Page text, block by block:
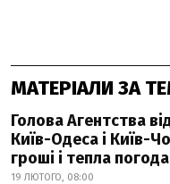
МАТЕРІАЛИ ЗА
Голова Агентства
Київ-Одеса і Київ-
гроші і тепла погода
19 ЛЮТОГО, 08:00